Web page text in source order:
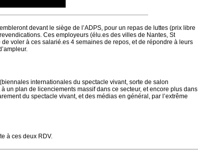
devant le siège de l’ADPS, pour un repas de luttes (prix libre
Ces employeurs (élu.es des villes de Nantes, St
voler à ces salarié.es 4 semaines de repos, et de répondre à leurs
internationales du spectacle vivant, sorte de salon
un plan de licenciements massif dans ce secteur, et encore plus dans
du spectacle vivant, et des médias en général, par l’extrême
à ces deux RDV.